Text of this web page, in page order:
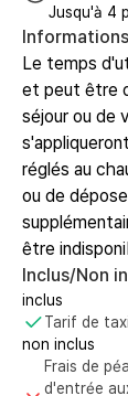
Jusqu'à 4
Informations
Le temps
et peut être
séjour ou de
réglés au
ou de
être
Inclus/Non
inclus
Tarif de
non inclus
Frais de
d'entrée